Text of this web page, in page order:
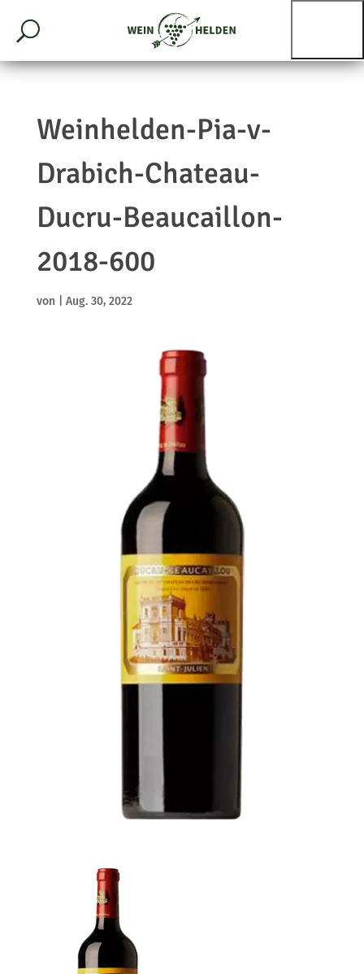
Weinhelden-Pia-v-
Drabich-Chateau-
Ducru-Beaucaillon-
2018-600
von Aug. 30, 2022